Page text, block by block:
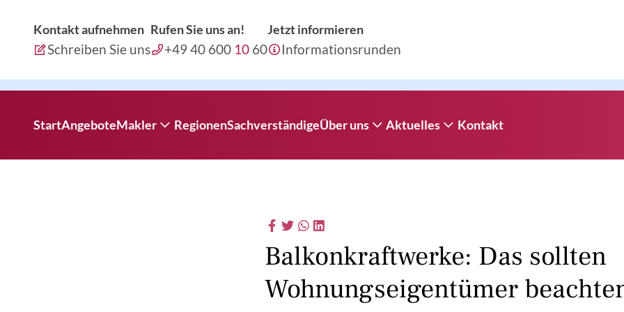
Kontakt aufnehmen
Schreiben Sie uns
Rufen Sie uns an!
+49 40 600 10 60
Jetzt informieren
Informationsrunden
StartAngeboteMakler
Auftraggeber-Info
RegionenSachverständigeÜber uns
Kundenrezensionen
Aktuelles
Informationsrunden
Kontakt
Balkonkraftwerke: Das sollten
Wohnungseigentümer